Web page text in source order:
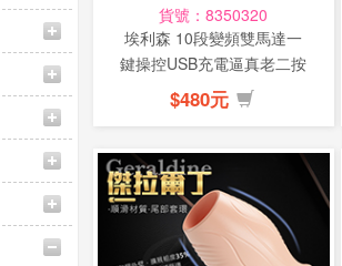
貨號：8350320
埃利森 10段變頻雙馬達一
鍵操控USB充電逼真老二按
摩棒
$480元